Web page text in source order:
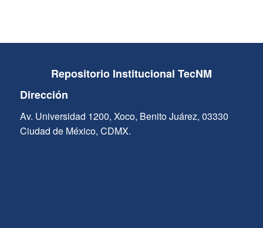
Repositorio Institucional TecNM
Dirección
Av. Universidad 1200, Xoco, Benito Juárez, 03330
Ciudad de México, CDMX.